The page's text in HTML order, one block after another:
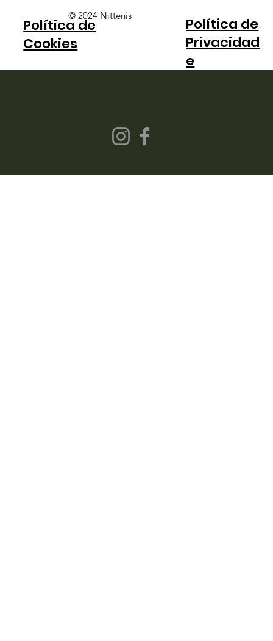
Alcaraz rasga elogios a Fonseca:
"Dá a sensação de que ele
consegue fazer um winner de
© 2024 Nittenis
Política de
Privacidad
e
Política de
Cookies